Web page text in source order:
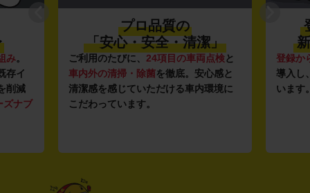
み。
存イ
削減
ズナブ
プロ品質の
「安心・安全・清潔」
ご利用のたびに、 24項目の車両点検と
車内外の清掃・除菌を徹底。安心感と
清潔感を感じていただける車内環境に
こだわっています。
登録か
導入し
います